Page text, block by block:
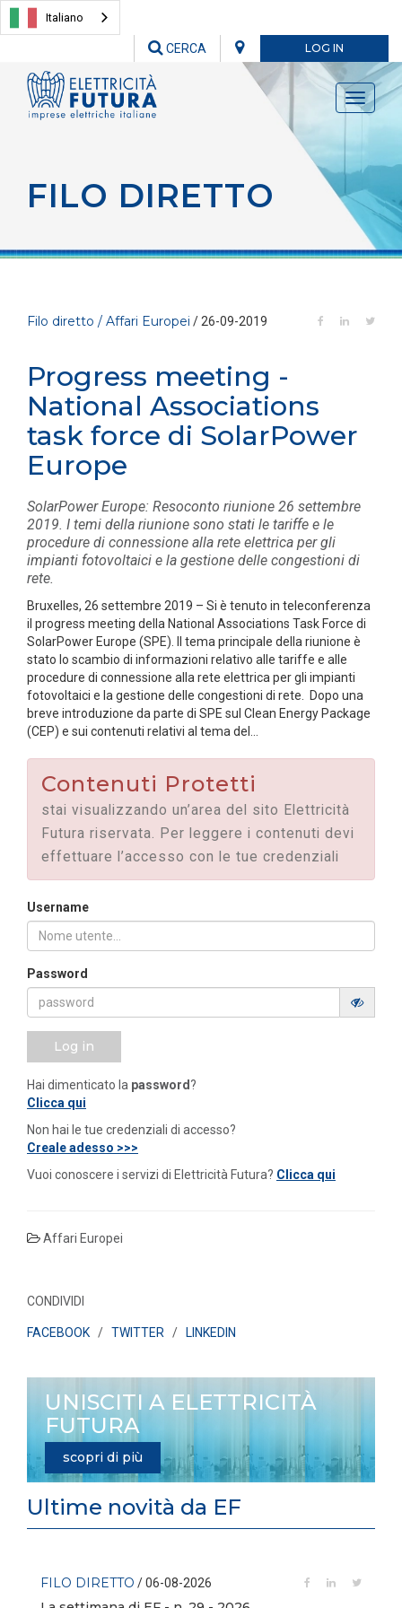
Italiano
LOG IN
CERCA
Toggle
FILO DIRETTO
Filo diretto / Affari Europei / 26-09-2019
Progress meeting -
National Associations
task force di SolarPower
Europe
SolarPower Europe: Resoconto riunione 26 settembre
2019. I temi della riunione sono stati le tariffe e le
procedure di connessione alla rete elettrica per gli
impianti fotovoltaici e la gestione delle congestioni di
rete.
Bruxelles, 26 settembre 2019 – Si è tenuto in teleconferenza
il progress meeting della National Associations Task Force di
SolarPower Europe (SPE). Il tema principale della riunione è
stato lo scambio di informazioni relativo alle tariffe e alle
procedure di connessione alla rete elettrica per gli impianti
fotovoltaici e la gestione delle congestioni di rete. Dopo una
breve introduzione da parte di SPE sul Clean Energy Package
(CEP) e sui contenuti relativi al tema del...
Contenuti Protetti
stai visualizzando un’area del sito Elettricità
Futura riservata. Per leggere i contenuti devi
effettuare l’accesso con le tue credenziali
Username
Password
Log in
Hai dimenticato la password ?
Clicca qui
Non hai le tue credenziali di accesso?
Creale adesso >>>
Vuoi conoscere i servizi di Elettricità Futura? Clicca qui
Affari Europei
CONDIVIDI
FACEBOOK / TWITTER / LINKEDIN
UNISCITI A ELETTRICITÀ
FUTURA
scopri di più
Ultime novità da EF
FILO DIRETTO / 06-08-2026